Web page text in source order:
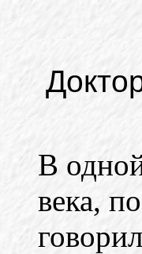
В
века,